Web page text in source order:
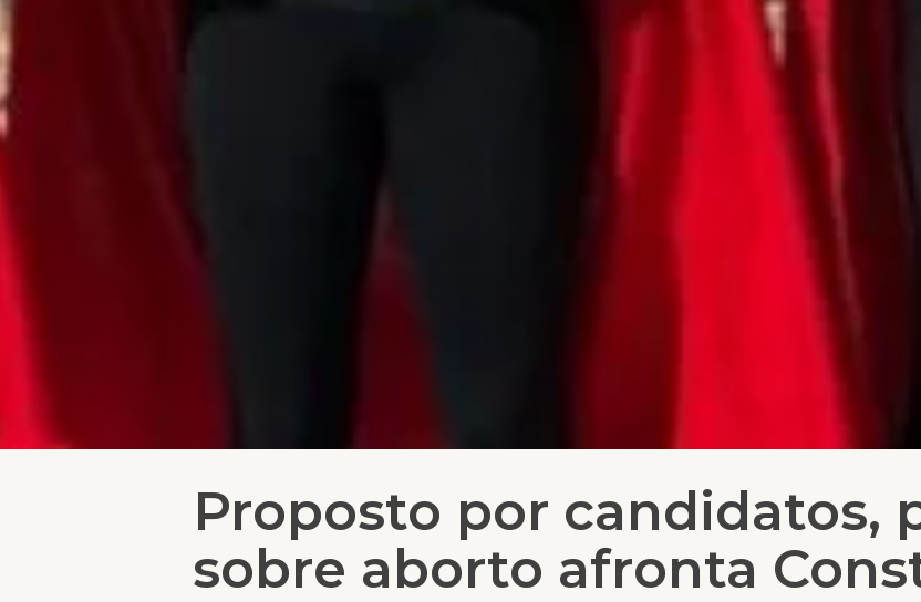
Proposto por candidatos,
sobre aborto afronta